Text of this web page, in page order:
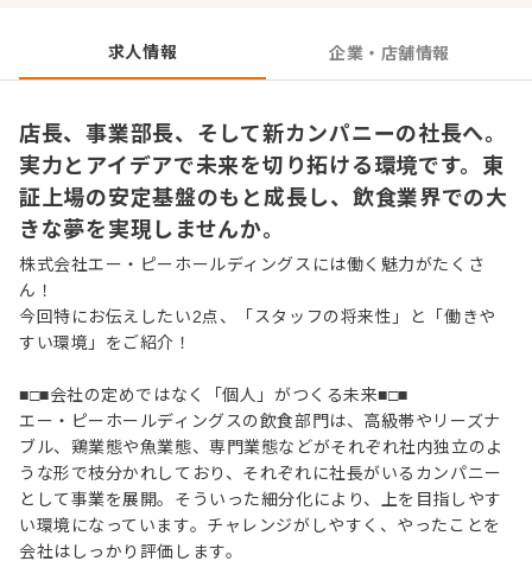
などを、またSNSを通じて生産者さんに返す。そういった
サイクルが構築できているからこそ、他にはないような料
理の提供ができています。
求人情報 企業・店舗情報
店長、事業部長、そして新カンパニーの社長へ。
実力とアイデアで未来を切り拓ける環境です。東
証上場の安定基盤のもと成長し、飲食業界での大
きな夢を実現しませんか。
株式会社エー・ピーホールディングスには働く魅力がたくさ
ん！
今回特にお伝えしたい2点、「スタッフの将来性」と「働きや
すい環境」をご紹介！
■□■会社の定めではなく「個人」がつくる未来■□■
エー・ピーホールディングスの飲食部門は、高級帯やリーズナ
ブル、鶏業態や魚業態、専門業態などがそれぞれ社内独立のよ
うな形で枝分かれしており、それぞれに社長がいるカンパニー
として事業を展開。そういった細分化により、上を目指しやす
い環境になっています。チャレンジがしやすく、やったことを
会社はしっかり評価します。